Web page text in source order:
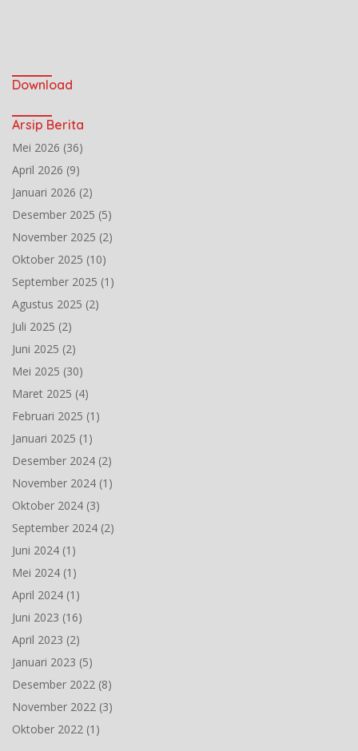
Download
Arsip Berita
Mei 2026 (36)
April 2026 (9)
Januari 2026 (2)
Desember 2025 (5)
November 2025 (2)
Oktober 2025 (10)
September 2025 (1)
Agustus 2025 (2)
Juli 2025 (2)
Juni 2025 (2)
Mei 2025 (30)
Maret 2025 (4)
Februari 2025 (1)
Januari 2025 (1)
Desember 2024 (2)
November 2024 (1)
Oktober 2024 (3)
September 2024 (2)
Juni 2024 (1)
Mei 2024 (1)
April 2024 (1)
Juni 2023 (16)
April 2023 (2)
Januari 2023 (5)
Desember 2022 (8)
November 2022 (3)
Oktober 2022 (1)